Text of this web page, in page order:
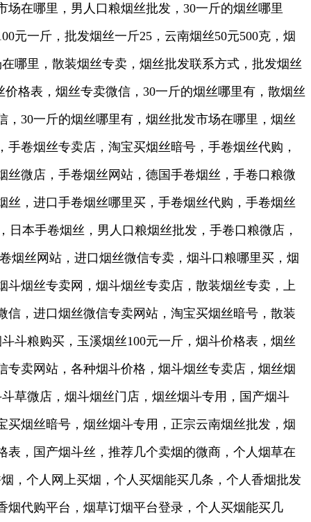
在哪里，男人口粮烟丝批发，30一斤的烟丝哪里
元一斤，批发烟丝一斤25，云南烟丝50元500克，烟
哪里，散装烟丝专卖，烟丝批发联系方式，批发烟丝
格表，烟丝专卖微信，30一斤的烟丝哪里有，散烟丝
30一斤的烟丝哪里有，烟丝批发市场在哪里，烟丝
卷烟丝专卖店，淘宝买烟丝暗号，手卷烟丝代购，
微店，手卷烟丝网站，德国手卷烟丝，手卷口粮微
，进口手卷烟丝哪里买，手卷烟丝代购，手卷烟丝
本手卷烟丝，男人口粮烟丝批发，手卷口粮微店，
烟丝网站，进口烟丝微信专卖，烟斗口粮哪里买，烟
烟丝专卖网，烟斗烟丝专卖店，散装烟丝专卖，上
，进口烟丝微信专卖网站，淘宝买烟丝暗号，散装
斗粮购买，玉溪烟丝100元一斤，烟斗价格表，烟丝
卖网站，各种烟斗价格，烟斗烟丝专卖店，烟丝烟
草微店，烟斗烟丝门店，烟丝烟斗专用，国产烟斗
烟丝暗号，烟丝烟斗专用，正宗云南烟丝批发，烟
，国产烟斗丝，推荐几个卖烟的微商，个人烟草在
，个人网上买烟，个人买烟能买几条，个人香烟批发
代购平台，烟草订烟平台登录，个人买烟能买几